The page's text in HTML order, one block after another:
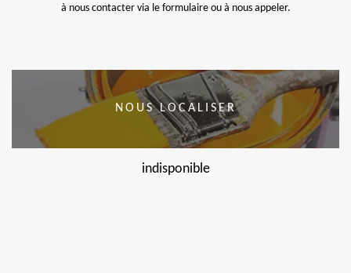
à nous contacter via le formulaire ou à nous appeler.
NOUS LOCALISER
indisponible